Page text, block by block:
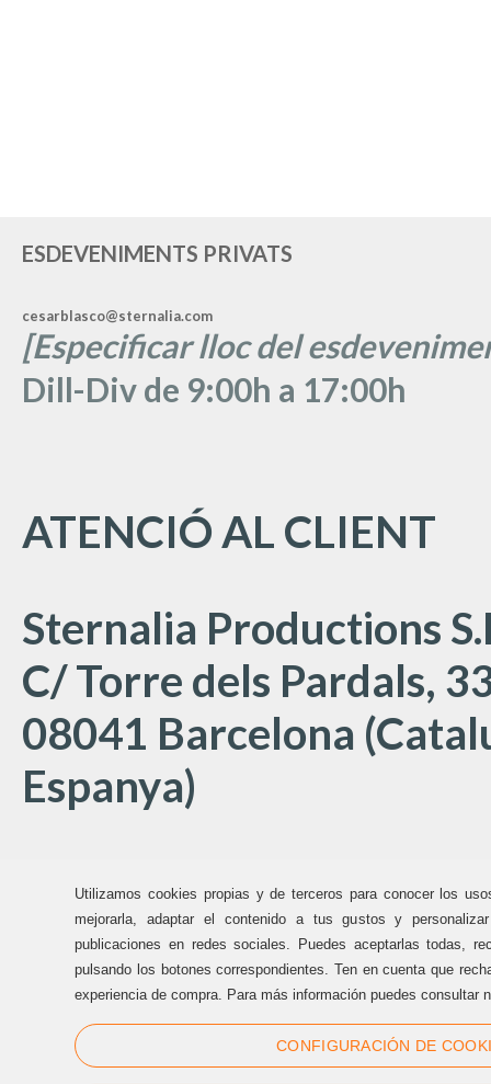
ESDEVENIMENTS PRIVATS
cesarblasco@sternalia.com
[Especificar lloc del
Dill-Div de 9:00h a 17:00h
ATENCIÓ AL CLIENT
Sternalia Productions
C/ Torre dels Pardals,
08041 Barcelona
Espanya)
Oficines Sternalia:
(+34) 93 170 17 97
info@sternalia.com
Dill-Dij de 9:00h a 17:00h
Div de 9:00h a 17:00h
Utilizamos cookies propias y de terceros para conocer los
mejorarla, adaptar el contenido a tus gustos y
publicaciones en redes sociales. Puedes aceptarlas todas,
pulsando los botones correspondientes. Ten en cuenta que
experiencia de compra. Para más información puedes consultar
CONFIGURACIÓN DE